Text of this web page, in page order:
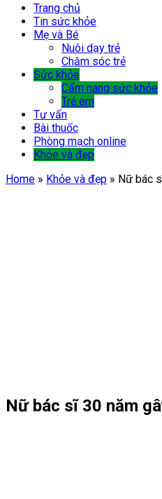
Trang chủ
Tin sức khỏe
Mẹ và Bé
Nuôi dạy trẻ
Chăm sóc trẻ
Sức khỏe
Cẩm nang sức khỏe
Trẻ em
Tư vấn
Bài thuốc
Phòng mạch online
Khỏe và đẹp
Home » Khỏe và đẹp » Nữ bác
Nữ bác sĩ 30 năm